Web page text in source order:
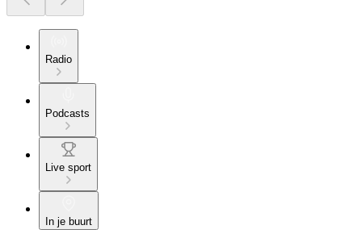
Radio
Podcasts
Live sport
In je buurt